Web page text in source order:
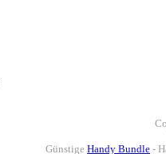
Günstige Handy Bundle -